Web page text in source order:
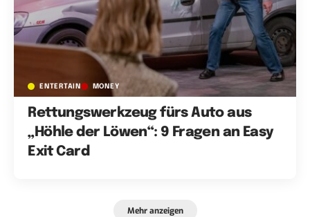
ENTERTAIN MONEY
Rettungswerkzeug fürs Auto aus
„Höhle der Löwen“: 9 Fragen an Easy
Exit Card
Mehr anzeigen